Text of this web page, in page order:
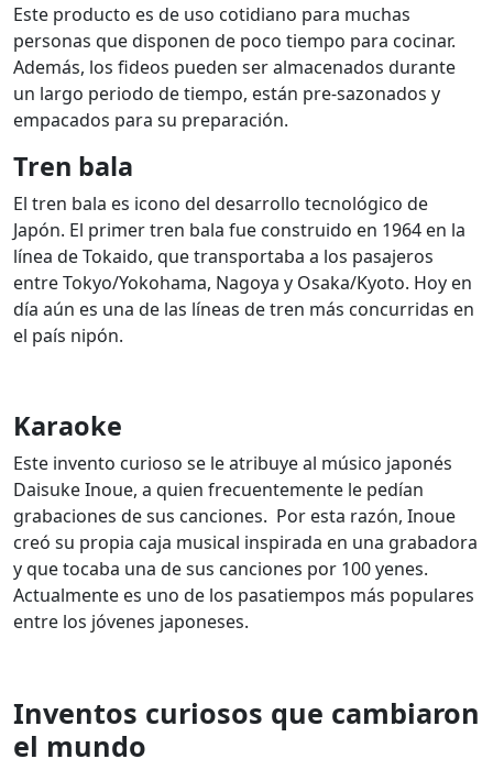
Este producto es de uso cotidiano para muchas
personas que disponen de poco tiempo para cocinar.
Además, los fideos pueden ser almacenados durante
un largo periodo de tiempo, están pre-sazonados y
empacados para su preparación.
Tren bala
El tren bala es icono del desarrollo tecnológico de
Japón. El primer tren bala fue construido en 1964 en la
línea de Tokaido, que transportaba a los pasajeros
entre Tokyo/Yokohama, Nagoya y Osaka/Kyoto. Hoy en
día aún es una de las líneas de tren más concurridas en
el país nipón.
Karaoke
Este invento curioso se le atribuye al músico japonés
Daisuke Inoue, a quien frecuentemente le pedían
grabaciones de sus canciones. Por esta razón, Inoue
creó su propia caja musical inspirada en una grabadora
y que tocaba una de sus canciones por 100 yenes.
Actualmente es uno de los pasatiempos más populares
entre los jóvenes japoneses.
Inventos curiosos que cambiaron
el mundo